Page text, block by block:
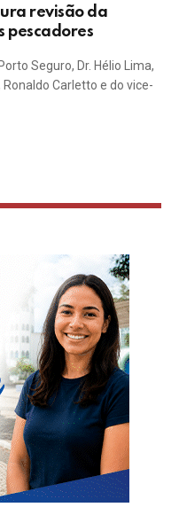
revisão da
pescadores
Seguro, Dr. Hélio Lima,
Carletto e do vice-